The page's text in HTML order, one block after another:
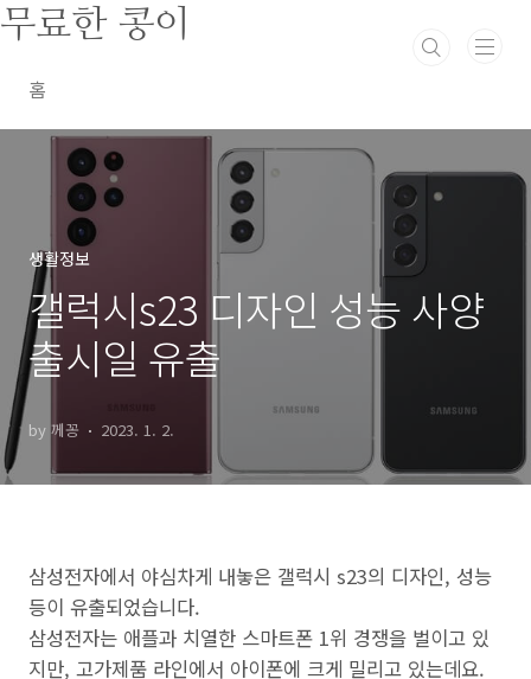
본문 바로가기
무료한 콩이
홈
생활정보
갤럭시s23 디자인 성능 사양
출시일 유출
by 께꽁 2023. 1. 2.
삼성전자에서 야심차게 내놓은 갤럭시 s23의 디자인, 성능
등이 유출되었습니다.
삼성전자는 애플과 치열한 스마트폰 1위 경쟁을 벌이고 있
지만, 고가제품 라인에서 아이폰에 크게 밀리고 있는데요.